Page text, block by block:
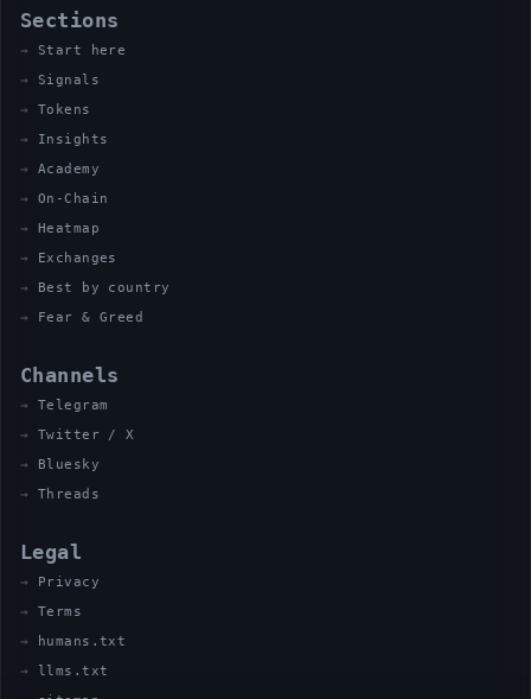
Sections
Start here
Signals
Tokens
Insights
Academy
On-Chain
Heatmap
Exchanges
Best by country
Fear & Greed
Channels
Telegram
Twitter / X
Bluesky
Threads
Legal
Privacy
Terms
humans.txt
llms.txt